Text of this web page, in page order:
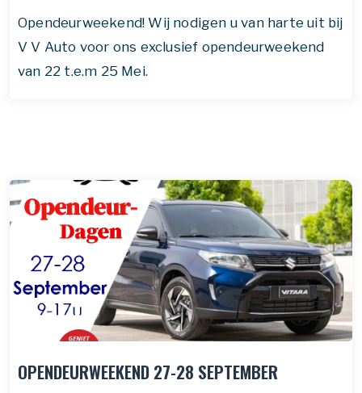
Opendeurweekend!‍ Wij nodigen u van harte uit bij
V V Auto voor ons exclusief opendeurweekend
van 22 t.e.m 25 Mei.
OPENDEURWEEKEND 27-28 SEPTEMBER